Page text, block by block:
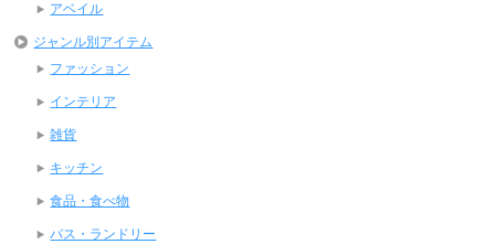
アベイル
ジャンル別アイテム
ファッション
インテリア
雑貨
キッチン
食品・食べ物
バス・ランドリー